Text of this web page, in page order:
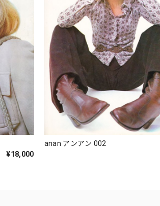
¥18,000
anan アンアン 002